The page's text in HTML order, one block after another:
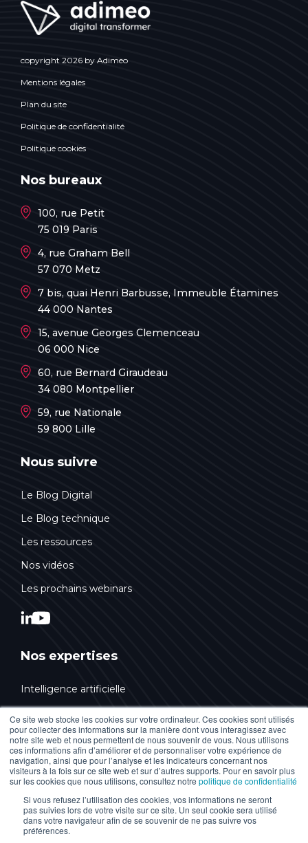
Ce site web stocke les cookies sur votre ordinateur. Ces cookies sont utilisés
pour collecter des informations sur la manière dont vous interagissez avec
notre site web et nous permettent de nous souvenir de vous. Nous utilisons
ces informations afin d’améliorer et de personnaliser votre expérience de
navigation, ainsi que pour l’analyse et les indicateurs concernant nos
visiteurs à la fois sur ce site web et sur d’autres supports. Pour en savoir plus
sur les cookies que nous utilisons, consultez notre politique de confidentialité
Si vous refusez l’utilisation des cookies, vos informations ne seront
pas suivies lors de votre visite sur ce site. Un seul cookie sera utilisé
dans votre navigateur afin de se souvenir de ne pas suivre vos
préférences.
copyright 2026 by Adimeo
Mentions légales
Plan du site
Politique de confidentialité
Politique cookies
Nos bureaux
100, rue Petit
75 019 Paris
4, rue Graham Bell
57 070 Metz
7 bis, quai Henri Barbusse, Immeuble Étamines
44 000 Nantes
15, avenue Georges Clemenceau
06 000 Nice
60, rue Bernard Giraudeau
34 080 Montpellier
59, rue Nationale
59 800 Lille
Nous suivre
Le Blog Digital
Le Blog technique
Les ressources
Nos vidéos
Les prochains webinars
Nos expertises
Intelligence artificielle
Conseil & Stratégie
Design & Innovation
Technologies Web
Marketing digital
HubSpot
Accessibilité numérique